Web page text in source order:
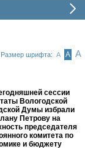
Размер шрифта: А А А
сессии
Вологодской
Думы избрали
Петрову на
председателя
комитета по
и бюджету